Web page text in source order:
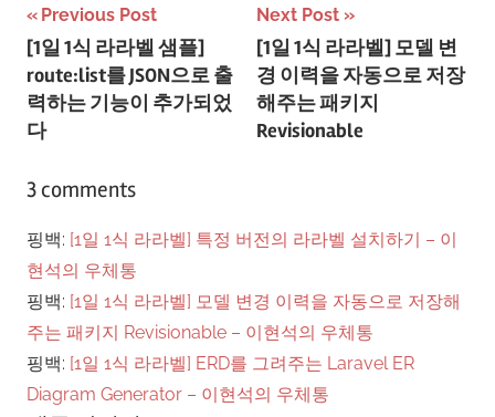
글
탐
색
Previous Post
[1일 1식 라라벨 샘플]
route:list를 JSON으로 출
력하는 기능이 추가되었
다
Next Post
[1일 1식 라라벨] 모델 변
경 이력을 자동으로 저장
해주는 패키지
Revisionable
3 comments
핑백: [1일 1식 라라벨] 특정 버전의 라라벨 설치하기 – 이
현석의 우체통
핑백: [1일 1식 라라벨] 모델 변경 이력을 자동으로 저장해
주는 패키지 Revisionable – 이현석의 우체통
핑백: [1일 1식 라라벨] ERD를 그려주는 Laravel ER
Diagram Generator – 이현석의 우체통